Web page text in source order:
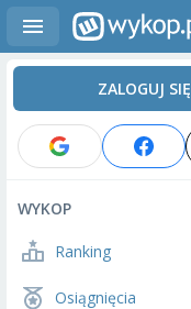
ZALOGUJ SIĘ
WYKOP
Ranking
Osiągnięcia